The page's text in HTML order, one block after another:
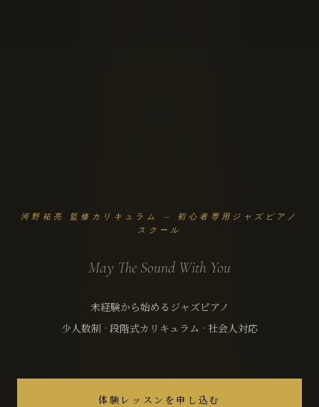
河野祐亮 監修カリキュラム — 初心者専用ジャズピアノ
スクール
May The Sound With You
未経験から始めるジャズピアノ
少人数制 · 段階式カリキュラム · 社会人対応
体験レッスンを申し込む